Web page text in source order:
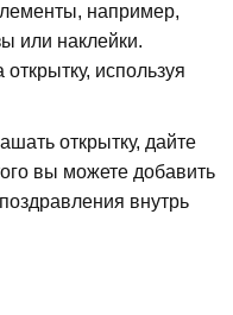
например,
или наклейки.
используя
открытку, дайте
вы можете добавить
внутрь